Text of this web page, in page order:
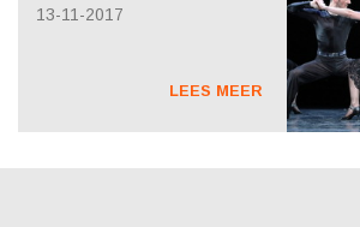
13-11-2017
LEES MEER